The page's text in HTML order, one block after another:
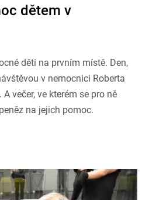
dětem v
děti na prvním místě. Den,
v nemocnici Roberta
večer, ve kterém se pro ně
na jejich pomoc.